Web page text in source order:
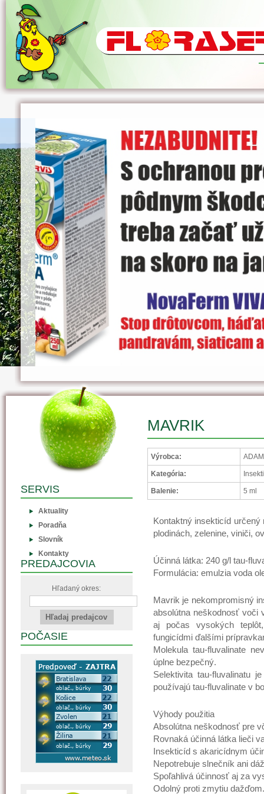
MAVRIK
Výrobca:
Kategória:
Balenie: 5 ml
Kontaktný insekticíd
plodinách, zelenine, viniči,
Účinná látka: 240 g/l tau-
Formulácia: emulzia voda
Mavrik je nekompromisný
absolútna neškodnosť voči
aj počas vysokých
fungicídmi ďalšími
Molekula tau-fluvalinate
úplne bezpečný.
Selektivita tau-fluvalinatu
používajú tau-fluvalinate v
Výhody použitia
Absolútna neškodnosť pre
Rovnaká účinná látka lieči
Insekticíd s akaricídnym
Nepotrebuje slnečník ani
Spoľahlivá účinnosť aj za
Odolný proti zmytiu dažďom.
SERVIS
Aktuality
Poradňa
Slovník
Kontakty
PREDAJCOVIA
Hľadaný okres:
POČASIE